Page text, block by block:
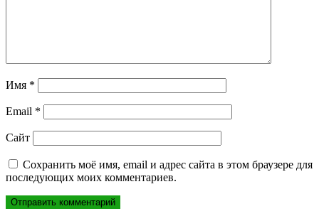
Имя *
Email *
Сайт
Сохранить моё имя, email и адрес сайта в этом браузере для
последующих моих комментариев.